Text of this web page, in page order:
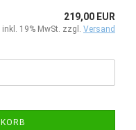
219,00 EUR
inkl. 19% MwSt. zzgl. Versand